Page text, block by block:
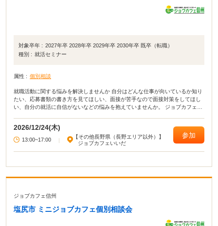
対象卒年 : 2027年卒 2028年卒 2029年卒 2030年卒 既卒（転職）
種別 : 就活セミナー
属性 : 個別相談
就職活動に関する悩みを解決しませんか 自分はどんな仕事が向いているか知り
たい、応募書類の書き方を見てほしい、面接が苦手なので面接対策をしてほし
い、自分の就活に自信がないなどの悩みを抱えていませんか。 ジョブカフェい
コンサルタントによる個別相談を実施します。 なお、この事業は、ジョブカフ
ェ信州との共催です。
2026/12/24(木)
13:00~17:00 |
【その他長野県（長野エリア以外）】
ジョブカフェいいだ
参加
ジョブカフェ信州
塩尻市 ミニジョブカフェ個別相談会